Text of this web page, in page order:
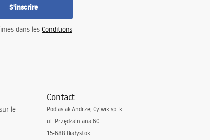
S'inscrire
dans les Conditions
le
Contact
Podlasiak Andrzej Cylwik sp. k.
ul. Przędzalniana 60
15-688 Białystok